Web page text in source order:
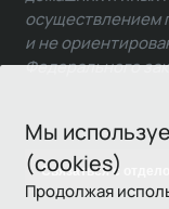
Мы
(cookies)
Продолжая
Связаться с
осуществлением
и не
Федерального